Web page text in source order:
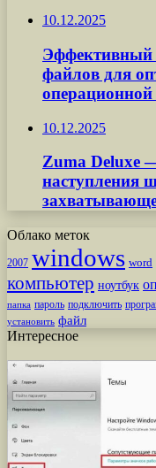
10.12.2025
Эффективный
файлов для
10.12.2025
Zuma Deluxe
наступления
Облако меток
2007 windows word
компьютер ноутбук
папка пароль подключить
установить файл
Интересное